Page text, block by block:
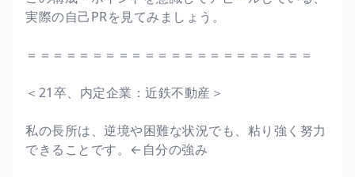
実際の自己PRを見てみましょう。
＝＝＝＝＝＝＝＝＝＝＝＝＝＝＝＝＝＝＝＝＝＝
＜21卒、内定企業：近鉄不動産＞
私の長所は、逆境や困難な状況でも、粘り強く努力
できることです。←自分の強み